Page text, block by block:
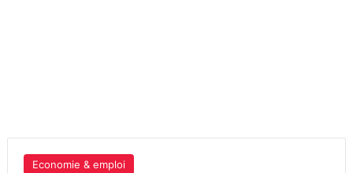
Economie & emploi